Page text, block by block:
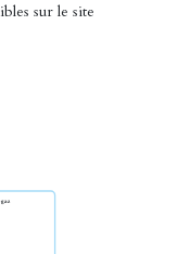
sur le site